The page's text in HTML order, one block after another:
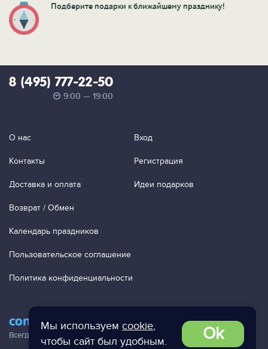
Мы используем cookie,
чтобы сайт был удобным.
Ok
Подберите подарки к ближайшему празднику!
contact@ac-studio.ru
Всегда отвечаем на ваши письма!
8 (495) 777-22-50
9:00 — 19:00
О нас
Контакты
Доставка и оплата
Возврат / Обмен
Календарь праздников
Пользовательское соглашение
Политика конфиденциальности
Вход
Регистрация
Идеи подарков